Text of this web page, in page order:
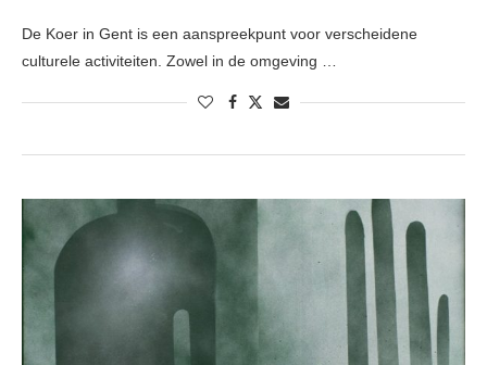
De Koer in Gent is een aanspreekpunt voor verscheidene
culturele activiteiten. Zowel in de omgeving …